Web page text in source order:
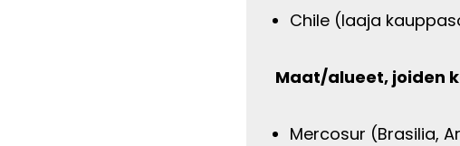
Chile (laaja
Maat/alueet, joiden
Mercosur (Brasilia,